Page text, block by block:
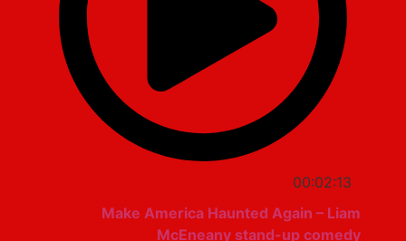
00:02:13
Make America Haunted Again – Liam
McEneany stand-up comedy